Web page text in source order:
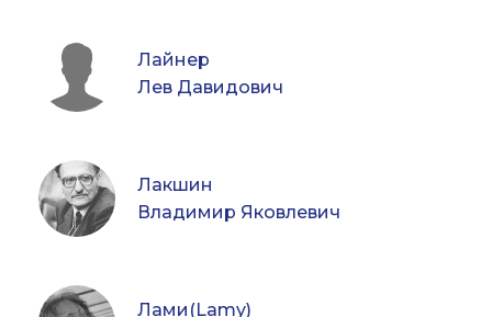
Лайнер
Лев Давидович
Лакшин
Владимир Яковлевич
Лами(Lamy)